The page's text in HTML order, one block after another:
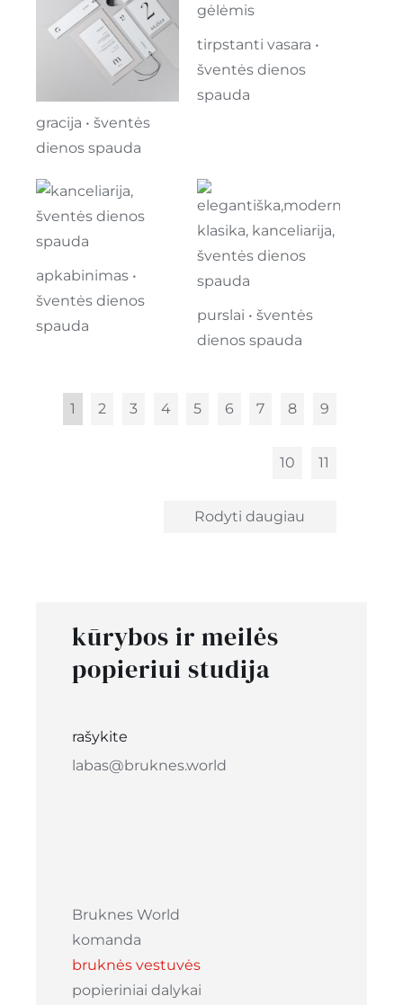
gracija • šventės
dienos spauda
tirpstanti vasara •
šventės dienos
spauda
apkabinimas •
šventės dienos
spauda
purslai • šventės
dienos spauda
1 2 3 4 5 6 7 8 9
10 11
Rodyti daugiau
kūrybos ir meilės
popieriui studija
rašykite
labas@bruknes.world
Bruknes World
komanda
bruknės vestuvės
popieriniai dalykai